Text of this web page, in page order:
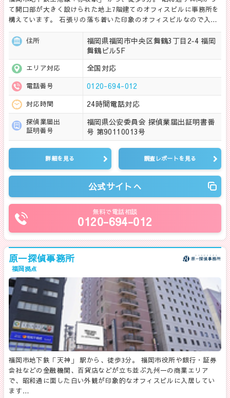
て開口部が大きく設けられた地上7階建てのオフィスビルに事務所を
構えています。 石張りの落ち着いた印象のオフィスビルなので入…
住所
福岡県福岡市中央区舞鶴3丁目2‐4 福岡
舞鶴ビル5F
エリア対応 全国対応
電話番号 0120-694-012
対応時間 24時間電話対応
探偵業届出
証明番号
福岡県公安委員会 探偵業届出証明書番
号 第90110013号
詳細を見る 調査レポートを見る
公式サイトへ
無料で電話相談
0120-694-012
原一探偵事務所
福岡拠点
福岡市地下鉄「天神」 駅から、徒歩3分。 福岡市役所や銀行・証券
会社などの金融機関、百貨店などが立ち並ぶ九州一の商業エリア
で、昭和通に面した白い外観が印象的なオフィスビルに入居してい
ます…